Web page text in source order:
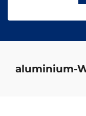
aluminium-